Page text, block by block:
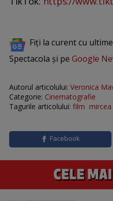
Fiți la curent cu
Spectacola și pe Google
Autorul articolului: Veronica
Categorie: Cinematografie
Tagurile articolului: film
Facebook